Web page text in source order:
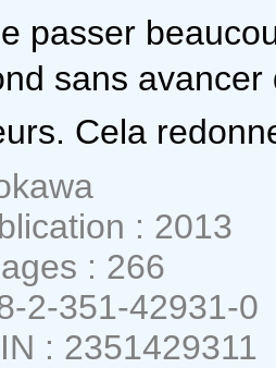
passer
sans avancer
Cela
: 2013
: 266
2-351-42931-0
: 2351429311